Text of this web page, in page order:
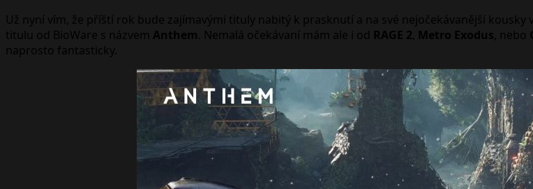
Už nyní vím, že příští rok bude zajímavými tituly nabitý k prasknutí a na své nejočekávanější
titulu od BioWare s názvem Anthem. Nemalá očekávaní mám ale i od RAGE 2, Metro Exodus, nebo
naprosto fantasticky.